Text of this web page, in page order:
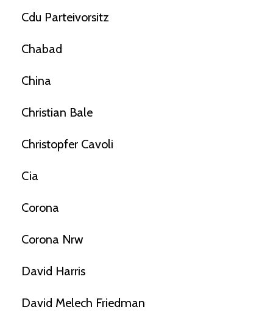
Cdu Parteivorsitz
Chabad
China
Christian Bale
Christopfer Cavoli
Cia
Corona
Corona Nrw
David Harris
David Melech Friedman